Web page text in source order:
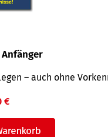
– auch ohne
€